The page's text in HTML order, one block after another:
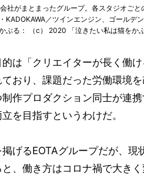
社がまとまったグループ。各スタジオご
KADOKAWA／ツインエンジン、ゴールデ
ぶる： （c） 2020 「泣きたい私は猫をか
的は「クリエイターが長く働
おり、課題だった労働環境
作プロダクション同士が連
を目指すというわけだ。
げるEOTAグループだが、
、働き方はコロナ禍で大きく